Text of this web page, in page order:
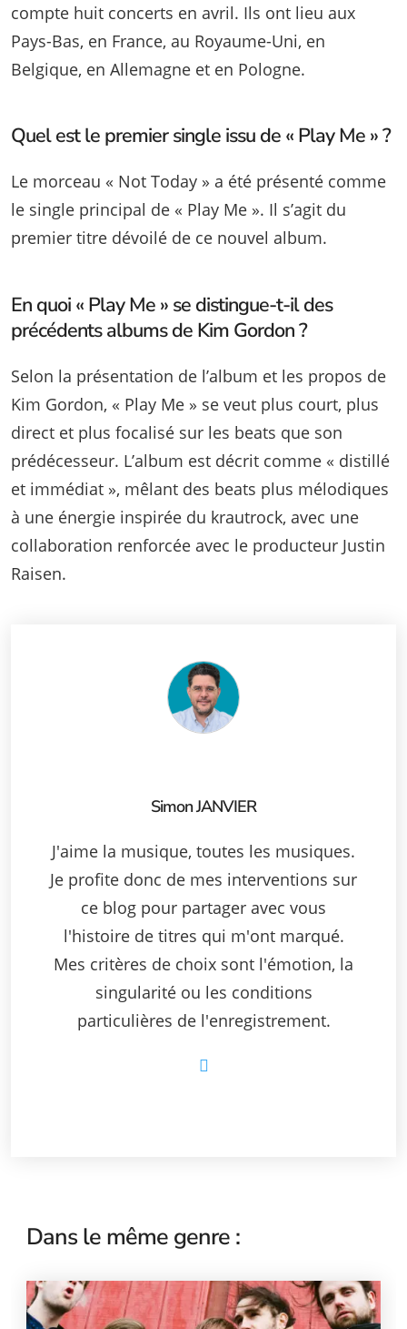
compte huit concerts en avril. Ils ont lieu aux
Pays-Bas, en France, au Royaume-Uni, en
Belgique, en Allemagne et en Pologne.
Quel est le premier single issu de « Play Me » ?
Le morceau « Not Today » a été présenté comme
le single principal de « Play Me ». Il s’agit du
premier titre dévoilé de ce nouvel album.
En quoi « Play Me » se distingue-t-il des
précédents albums de Kim Gordon ?
Selon la présentation de l’album et les propos de
Kim Gordon, « Play Me » se veut plus court, plus
direct et plus focalisé sur les beats que son
prédécesseur. L’album est décrit comme « distillé
et immédiat », mêlant des beats plus mélodiques
à une énergie inspirée du krautrock, avec une
collaboration renforcée avec le producteur Justin
Raisen.
Simon JANVIER
J'aime la musique, toutes les musiques.
Je profite donc de mes interventions sur
ce blog pour partager avec vous
l'histoire de titres qui m'ont marqué.
Mes critères de choix sont l'émotion, la
singularité ou les conditions
particulières de l'enregistrement.
Dans le même genre :